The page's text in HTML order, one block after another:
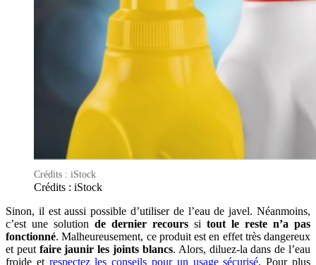
Crédits : iStock
Crédits : iStock
Sinon, il est aussi possible d’utiliser de l’eau de javel. Néanmoins,
c’est une solution de dernier recours si tout le reste n’a pas
fonctionné. Malheureusement, ce produit est en effet très dangereux
et peut faire jaunir les joints blancs. Alors, diluez-la dans de l’eau
froide et respectez les conseils pour un usage sécurisé. Pour plus